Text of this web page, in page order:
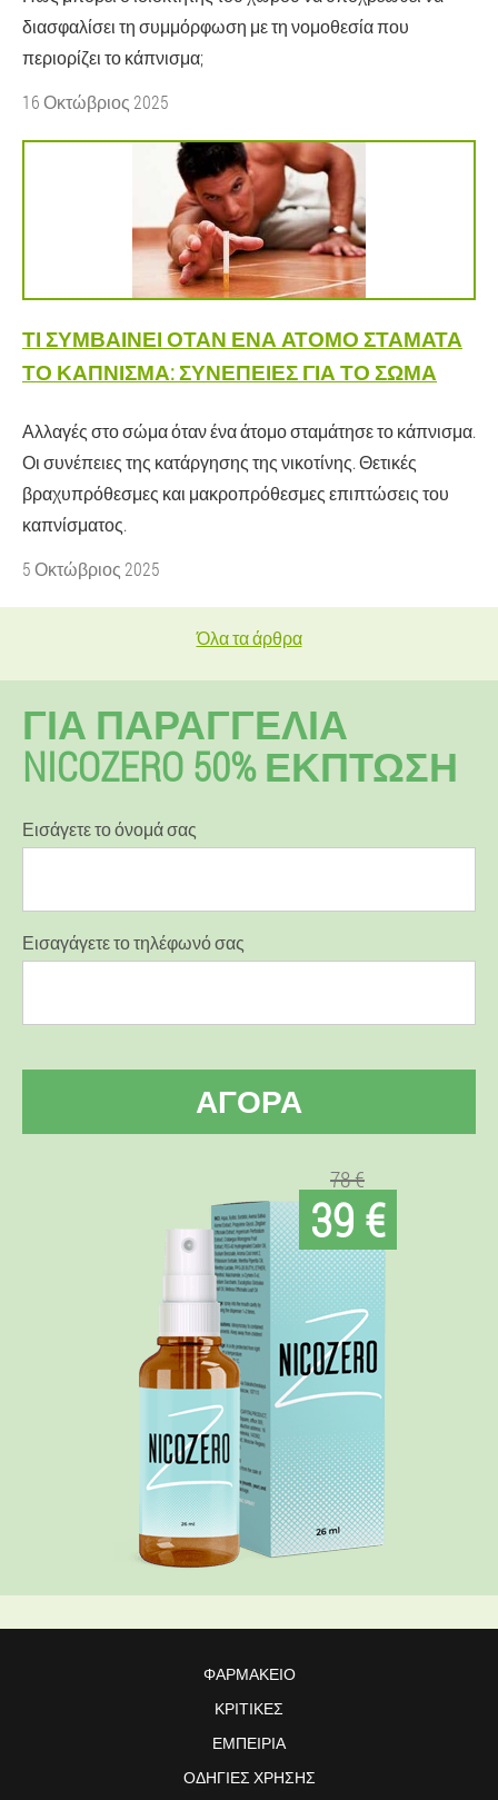
διασφαλίσει τη συμμόρφωση με τη νομοθεσία που
περιορίζει το κάπνισμα;
16 Οκτώβριος 2025
ΤΙ ΣΥΜΒΑΊΝΕΙ ΌΤΑΝ ΈΝΑ ΆΤΟΜΟ ΣΤΑΜΑΤΆ
ΤΟ ΚΆΠΝΙΣΜΑ: ΣΥΝΈΠΕΙΕΣ ΓΙΑ ΤΟ ΣΏΜΑ
Αλλαγές στο σώμα όταν ένα άτομο σταμάτησε το κάπνισμα.
Οι συνέπειες της κατάργησης της νικοτίνης. Θετικές
βραχυπρόθεσμες και μακροπρόθεσμες επιπτώσεις του
καπνίσματος.
5 Οκτώβριος 2025
Όλα τα άρθρα
ΓΙΑ ΠΑΡΑΓΓΕΛΊΑ
NICOZERO 50% ΕΚΠΤΩΣΗ
Εισάγετε το όνομά σας
Εισαγάγετε το τηλέφωνό σας
ΑΓΟΡΆ
78 €
39 €
ΦΑΡΜΑΚΕΊΟ
ΚΡΙΤΙΚΈΣ
ΕΜΠΕΙΡΊΑ
ΟΔΗΓΊΕΣ ΧΡΉΣΗΣ